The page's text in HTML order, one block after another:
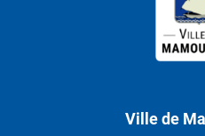
Ville de